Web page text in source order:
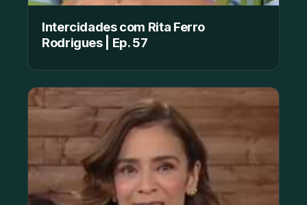
Intercidades com Rita Ferro
Rodrigues | Ep. 57